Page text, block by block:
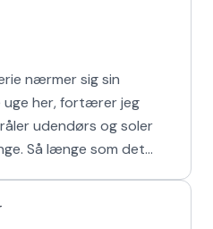
nærmer sig sin
uge her, fortærer jeg
udendørs og soler
Så længe som det